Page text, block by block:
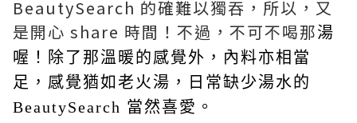
BeautySearch 的確難以獨吞，所以，又
是開心 share 時間！不過，不可不喝那湯
喔！除了那溫暖的感覺外，內料亦相當
足，感覺猶如老火湯，日常缺少湯水的
BeautySearch 當然喜愛。